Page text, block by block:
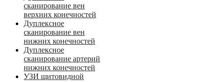
сканирование вен
верхних конечностей
Дуплексное
сканирование вен
нижних конечностей
Дуплексное
сканирование артерий
нижних конечностей
УЗИ щитовидной